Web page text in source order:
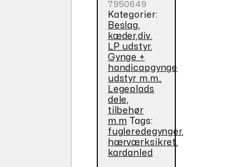
7950649
Kategorier:
Beslag,
kæder,div.
LP udstyr,
Gynge +
handicapgynge
udstyr m.m.,
Legeplads
dele,
tilbehør
m.m
Tags:
fugleredegynger,
hærværksikret ,
kardanled